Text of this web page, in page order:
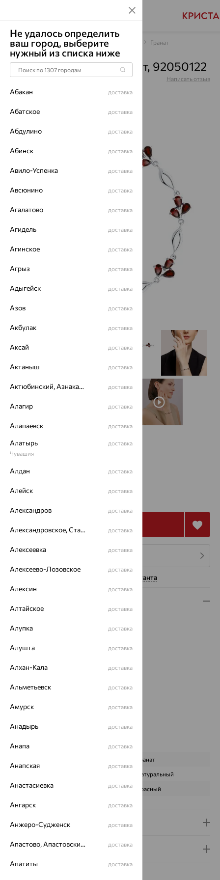
Главная Каталог Браслеты декоративные Гранат
Браслет, серебро, гранат, 92050122
Артикул:92050122 Написать отзыв
Размеры:
от 5 899
4 платежа по 1 475 ₽
Нужна помощь консультанта
Вес:5.65 — 5.72
Проба:
Страна происхождения:
Вид покрытия:
Цвет вставки:
Наименование цвета вставки:
Красный
Характеристика вставки:
Гранат
Натуральный
ЦВЕТ Красный
Доставка и оплата
Гарантия и возврат
Не удалось определить
ваш город, выберите
нужный из списка ниже
Абакан доставка
Абатское доставка
Абдулино доставка
Абинск доставка
Авило-Успенка доставка
Авсюнино доставка
Агалатово доставка
Агидель доставка
Агинское доставка
Агрыз доставка
Адыгейск доставка
Азов доставка
Акбулак доставка
Аксай доставка
Актаныш доставка
Актюбинский, Азнакаевский район доставка
Алагир доставка
Алапаевск доставка
Алатырь
Чувашия
доставка
Алдан доставка
Алейск доставка
Александров доставка
Александровское, Ставропольский край доставка
Алексеевка доставка
Алексеево-Лозовское доставка
Алексин доставка
Алтайское доставка
Алупка доставка
Алушта доставка
Алхан-Кала доставка
Альметьевск доставка
Амурск доставка
Анадырь доставка
Анапа доставка
Анапская доставка
Анастасиевка доставка
Ангарск доставка
Анжеро-Судженск доставка
Апастово, Апастовский район доставка
Апатиты доставка